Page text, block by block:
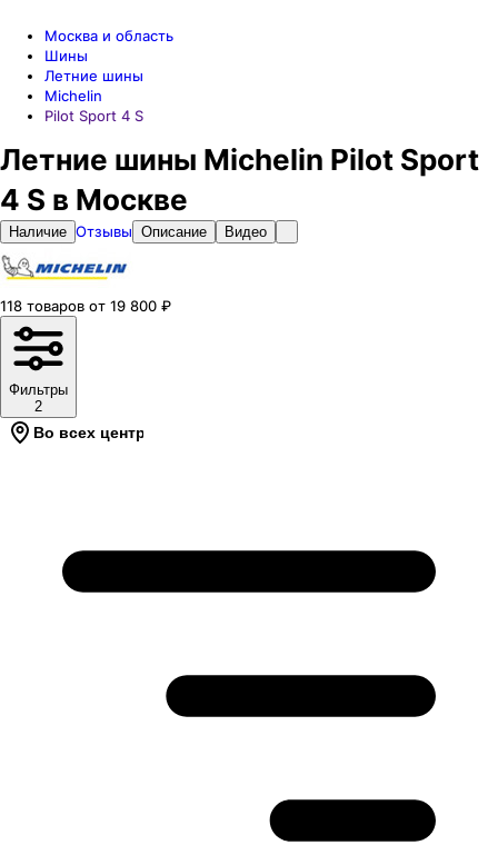
Москва и область
Шины
Летние шины
Michelin
Pilot Sport 4 S
Летние шины Michelin Pilot Sport
4 S в Москве
Наличие Отзывы Описание Видео
118 товаров от 19 800 ₽
Фильтры
2
Во всех центрах